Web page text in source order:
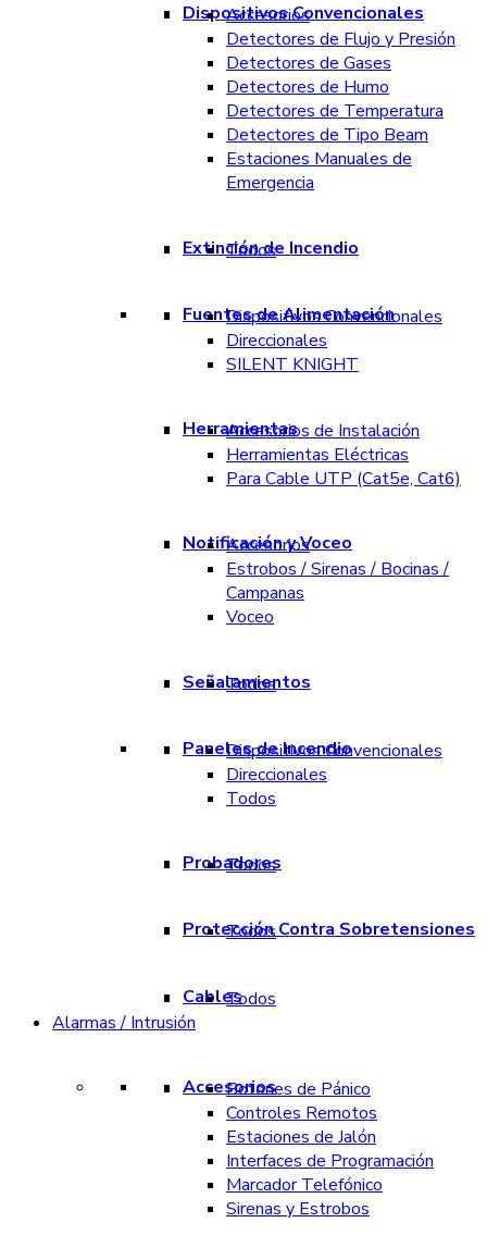
Dispositivos Convencionales
Accesorios
Detectores de Flujo y Presión
Detectores de Gases
Detectores de Humo
Detectores de Temperatura
Detectores de Tipo Beam
Estaciones Manuales de
Emergencia
Extinción de Incendio
Todos
Fuentes de Alimentación
Dispositivos Convencionales
Direccionales
SILENT KNIGHT
Herramientas
Accesorios de Instalación
Herramientas Eléctricas
Para Cable UTP (Cat5e, Cat6)
Notificación y Voceo
Accesorios
Estrobos / Sirenas / Bocinas /
Campanas
Voceo
Señalamientos
Todos
Paneles de Incendio
Dispositivos Convencionales
Direccionales
Todos
Probadores
Todos
Protección Contra Sobretensiones
Todos
CablesTodos
Alarmas / Intrusión
Accesorios
Botones de Pánico
Controles Remotos
Estaciones de Jalón
Interfaces de Programación
Marcador Telefónico
Sirenas y Estrobos